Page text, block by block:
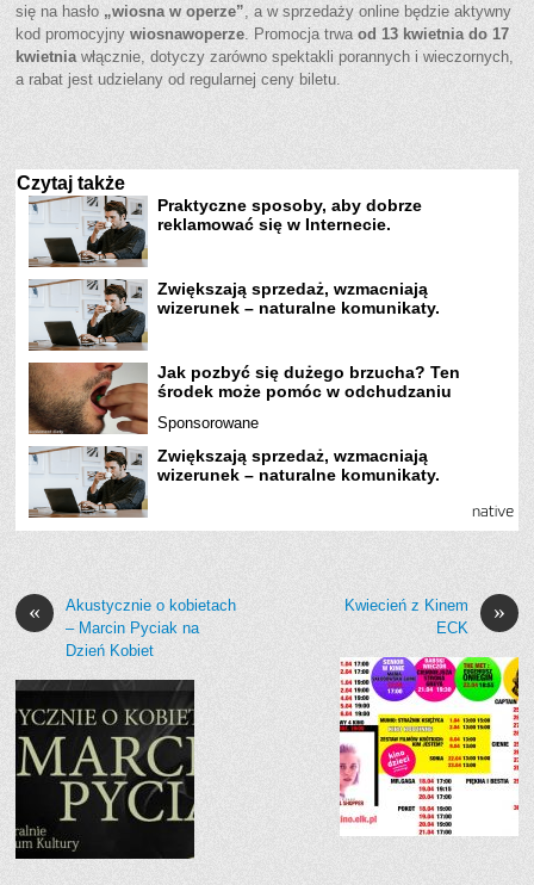
się na hasło „wiosna w operze”, a w sprzedaży online będzie aktywny
kod promocyjnywiosnawoperze. Promocja trwaod 13 kwietnia do 17
kwietniawłącznie, dotyczy zarówno spektakli porannych i wieczornych,
a rabat jest udzielany od regularnej ceny biletu.
Czytaj także
Praktyczne sposoby, aby dobrze
reklamować się w Internecie.
Zwiększają sprzedaż, wzmacniają
wizerunek – naturalne komunikaty.
Jak pozbyć się dużego brzucha? Ten
środek może pomóc w odchudzaniu
Sponsorowane
Zwiększają sprzedaż, wzmacniają
wizerunek – naturalne komunikaty.
«
Akustycznie o kobietach
– Marcin Pyciak na
Dzień Kobiet
»
Kwiecień z Kinem
ECK